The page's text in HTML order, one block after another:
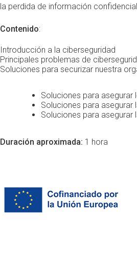
la perdida de información
Contenido:
Introducción a la ciberseguridad
Principales problemas de
Soluciones para securizar nuestra
Soluciones para
Soluciones para
Soluciones para
Duración aproximada: 1 hora